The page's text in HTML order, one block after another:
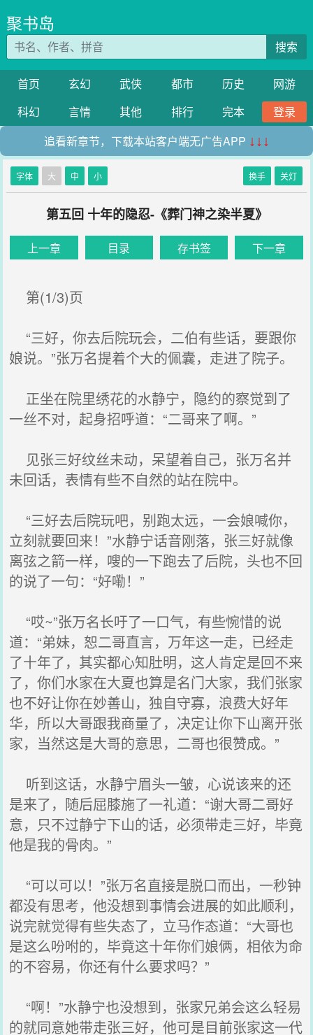
聚书岛
搜索
首页 玄幻 武侠 都市 历史
网游
科幻
言情 其他 排行 完本
登录
追看新章节，下载本站客户端无广告APP ↓↓↓
字体 大 中 小 换手 关灯
第五回 十年的隐忍-《葬门神之染半夏》
上一章 目录 存书签 下一章
第(1/3)页
“三好，你去后院玩会，二伯有些话，要跟你
娘说。”张万名提着个大的佩囊，走进了院子。
正坐在院里绣花的水静宁，隐约的察觉到了
一丝不对，起身招呼道：“二哥来了啊。”
见张三好纹丝未动，呆望着自己，张万名并
未回话，表情有些不自然的站在院中。
“三好去后院玩吧，别跑太远，一会娘喊你，
立刻就要回来！”水静宁话音刚落，张三好就像
离弦之箭一样，嗖的一下跑去了后院，头也不回
的说了一句：“好嘞！”
“哎~”张万名长吁了一口气，有些惋惜的说
道：“弟妹，恕二哥直言，万年这一走，已经走
了十年了，其实都心知肚明，这人肯定是回不来
了，你们水家在大夏也算是名门大家，我们张家
也不好让你在妙善山，独自守寡，浪费大好年
华，所以大哥跟我商量了，决定让你下山离开张
家，当然这是大哥的意思，二哥也很赞成。”
听到这话，水静宁眉头一皱，心说该来的还
是来了，随后屈膝施了一礼道：“谢大哥二哥好
意，只不过静宁下山的话，必须带走三好，毕竟
他是我的骨肉。”
“可以可以！”张万名直接是脱口而出，一秒钟
都没有思考，他没想到事情会进展的如此顺利，
说完就觉得有些失态了，立马作态道：“大哥也
是这么吩咐的，毕竟这十年你们娘俩，相依为命
的不容易，你还有什么要求吗？”
“啊！”水静宁也没想到，张家兄弟会这么轻易
的就同意她带走张三好，他可是目前张家这一代